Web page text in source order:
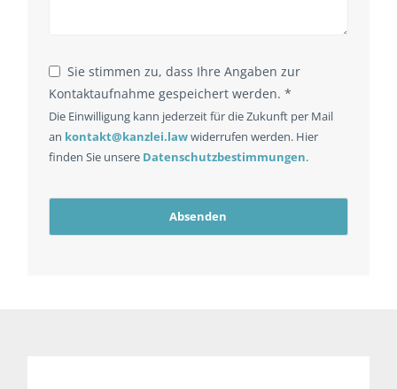
Sie stimmen zu, dass Ihre Angaben zur
Kontaktaufnahme gespeichert werden. *
Die Einwilligung kann jederzeit für die Zukunft per Mail
an kontakt@kanzlei.lawwiderrufen werden. Hier
finden Sie unsere Datenschutzbestimmungen.
Absenden